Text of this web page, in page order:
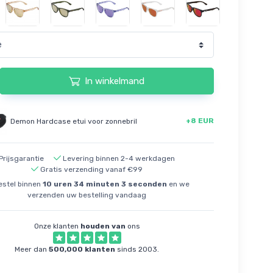
In winkelmand
Demon Hardcase etui voor zonnebril +8 EUR
Levering binnen 2-4 werkdagen
Gratis verzending vanaf €99
binnen10 uren34 minuten2 seconden en we
verzenden uw bestelling vandaag
Onze klanten houden van ons
Meer dan500,000 klanten sinds 2003.